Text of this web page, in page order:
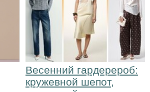
Весенний гардерероб:
кружевной шепот,